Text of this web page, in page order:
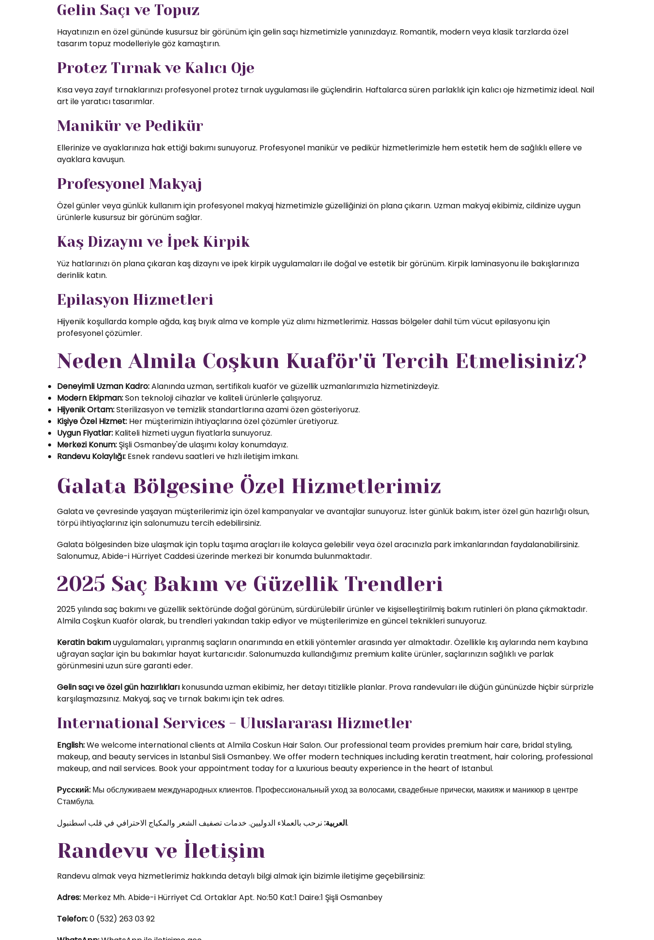
Gelin Saçı ve Topuz
Hayatınızın en özel gününde kusursuz bir görünüm için gelin saçı hizmetimizle yanınızdayız. Romantik, modern veya klasik tarzlarda özel
tasarım topuz modelleriyle göz kamaştırın.
Protez Tırnak ve Kalıcı Oje
Kısa veya zayıf tırnaklarınızı profesyonel protez tırnak uygulaması ile güçlendirin. Haftalarca süren parlaklık için kalıcı oje hizmetimiz ideal. Nail
art ile yaratıcı tasarımlar.
Manikür ve Pedikür
Ellerinize ve ayaklarınıza hak ettiği bakımı sunuyoruz. Profesyonel manikür ve pedikür hizmetlerimizle hem estetik hem de sağlıklı ellere ve
ayaklara kavuşun.
Profesyonel Makyaj
Özel günler veya günlük kullanım için profesyonel makyaj hizmetimizle güzelliğinizi ön plana çıkarın. Uzman makyaj ekibimiz, cildinize uygun
ürünlerle kusursuz bir görünüm sağlar.
Kaş Dizaynı ve İpek Kirpik
Yüz hatlarınızı ön plana çıkaran kaş dizaynı ve ipek kirpik uygulamaları ile doğal ve estetik bir görünüm. Kirpik laminasyonu ile bakışlarınıza
derinlik katın.
Epilasyon Hizmetleri
Hijyenik koşullarda komple ağda, kaş bıyık alma ve komple yüz alımı hizmetlerimiz. Hassas bölgeler dahil tüm vücut epilasyonu için
profesyonel çözümler.
Neden Almila Coşkun Kuaför'ü Tercih Etmelisiniz?
Deneyimli Uzman Kadro:Alanında uzman, sertifikalı kuaför ve güzellik uzmanlarımızla hizmetinizdeyiz.
Modern Ekipman:Son teknoloji cihazlar ve kaliteli ürünlerle çalışıyoruz.
Hijyenik Ortam:Sterilizasyon ve temizlik standartlarına azami özen gösteriyoruz.
Kişiye Özel Hizmet: Her müşterimizin ihtiyaçlarına özel çözümler üretiyoruz.
Uygun Fiyatlar: Kaliteli hizmeti uygun fiyatlarla sunuyoruz.
Merkezi Konum: Şişli Osmanbey'de ulaşımı kolay konumdayız.
Randevu Kolaylığı: Esnek randevu saatleri ve hızlı iletişim imkanı.
Galata Bölgesine Özel Hizmetlerimiz
Galata ve çevresinde yaşayan müşterilerimiz için özel kampanyalar ve avantajlar sunuyoruz. İster günlük bakım, ister özel gün hazırlığı olsun,
törpü ihtiyaçlarınız için salonumuzu tercih edebilirsiniz.
Galata bölgesinden bize ulaşmak için toplu taşıma araçları ile kolayca gelebilir veya özel aracınızla park imkanlarından faydalanabilirsiniz.
Salonumuz, Abide-i Hürriyet Caddesi üzerinde merkezi bir konumda bulunmaktadır.
2025 Saç Bakım ve Güzellik Trendleri
2025 yılında saç bakımı ve güzellik sektöründe doğal görünüm, sürdürülebilir ürünler ve kişiselleştirilmiş bakım rutinleri ön plana çıkmaktadır.
Almila Coşkun Kuaför olarak, bu trendleri yakından takip ediyor ve müşterilerimize en güncel teknikleri sunuyoruz.
Keratin bakımuygulamaları, yıpranmış saçların onarımında en etkili yöntemler arasında yer almaktadır. Özellikle kış aylarında nem kaybına
uğrayan saçlar için bu bakımlar hayat kurtarıcıdır. Salonumuzda kullandığımız premium kalite ürünler, saçlarınızın sağlıklı ve parlak
görünmesini uzun süre garanti eder.
Gelin saçı ve özel gün hazırlıkları konusunda uzman ekibimiz, her detayı titizlikle planlar. Prova randevuları ile düğün gününüzde hiçbir sürprizle
karşılaşmazsınız. Makyaj, saç ve tırnak bakımı için tek adres.
International Services - Uluslararası Hizmetler
English:We welcome international clients at Almila Coskun Hair Salon. Our professional team provides premium hair care, bridal styling,
makeup, and beauty services in Istanbul Sisli Osmanbey. We offer modern techniques including keratin treatment, hair coloring, professional
makeup, and nail services. Book your appointment today for a luxurious beauty experience in the heart of Istanbul.
Русский: Мы обслуживаем международных клиентов. Профессиональный уход за волосами, свадебные прически, макияж и маникюр в центре
Стамбула.
العربية:نرحب بالعملاء الدوليين. خدمات تصفيف الشعر والمكياج الاحترافي في قلب اسطنبول.
Randevu ve İletişim
Randevu almak veya hizmetlerimiz hakkında detaylı bilgi almak için bizimle iletişime geçebilirsiniz:
Adres: Merkez Mh. Abide-i Hürriyet Cd. Ortaklar Apt. No:50 Kat:1 Daire:1 Şişli Osmanbey
Telefon:0 (532) 263 03 92